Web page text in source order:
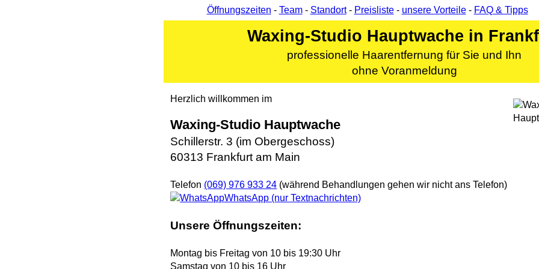
Öffnungszeiten - Team- Standort- Preisliste- unsere Vorteile- FAQ & Tipps
Waxing-Studio Hauptwache in
professionelle Haarentfernung für Sie und Ihn
ohne Voranmeldung
Herzlich willkommen im
Waxing-Studio Hauptwache
Schillerstr. 3 (im Obergeschoss)
60313 Frankfurt am Main
Telefon (069) 976 933 24 (während Behandlungen gehen wir nicht ans Telefon)
WhatsApp (nur Textnachrichten)
Unsere Öffnungszeiten:
Montag bis Freitag von 10 bis 19:30 Uhr
Samstag von 10 bis 16 Uhr